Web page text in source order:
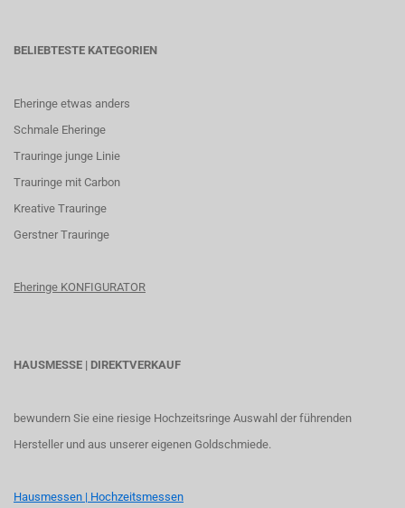
BELIEBTESTE KATEGORIEN
Eheringe etwas anders
Schmale Eheringe
Trauringe junge Linie
Trauringe mit Carbon
Kreative Trauringe
Gerstner Trauringe
Eheringe KONFIGURATOR
HAUSMESSE | DIREKTVERKAUF
bewundern Sie eine riesige Hochzeitsringe Auswahl der führenden
Hersteller und aus unserer eigenen Goldschmiede.
Hausmessen | Hochzeitsmessen